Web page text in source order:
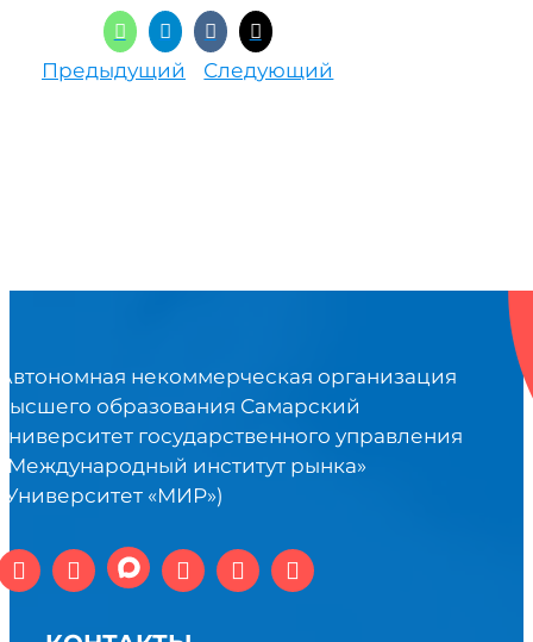
Предыдущий Следующий
некоммерческая организация
образования Самарский
государственного управления
институт рынка»
«МИР»)